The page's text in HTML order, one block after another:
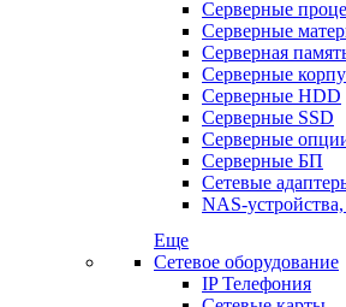
Серверные
Серверные
Серверная
Серверные
Серверные HDD
Серверные SSD
Серверные
Серверные БП
Сетевые
NAS-
Еще
Сетевое оборудование
IP Телефония